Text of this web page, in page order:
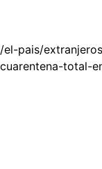
/el-pais/
cuarentena-total-